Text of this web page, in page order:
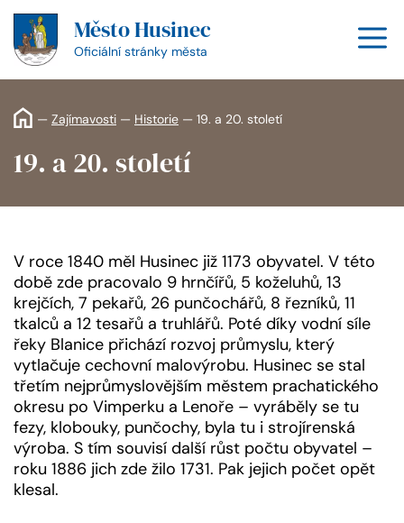
Přeskočit
obsah
Město Husinec
Oficiální stránky města
— Zajímavosti — Historie — 19. a 20. století
19. a 20. století
V roce 1840 měl Husinec již 1173 obyvatel. V této
době zde pracovalo 9 hrnčířů, 5 koželuhů, 13
krejčích, 7 pekařů, 26 punčochářů, 8 řezníků, 11
tkalců a 12 tesařů a truhlářů. Poté díky vodní síle
řeky Blanice přichází rozvoj průmyslu, který
vytlačuje cechovní malovýrobu. Husinec se stal
třetím nejprůmyslovějším městem prachatického
okresu po Vimperku a Lenoře – vyráběly se tu
fezy, klobouky, punčochy, byla tu i strojírenská
výroba. S tím souvisí další růst počtu obyvatel –
roku 1886 jich zde žilo 1731. Pak jejich počet opět
klesal.